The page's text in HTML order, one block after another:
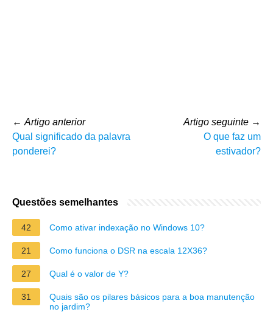
← Artigo anterior
Qual significado da palavra
ponderei?
Artigo seguinte →
O que faz um
estivador?
Questões semelhantes
42 Como ativar indexação no Windows 10?
21 Como funciona o DSR na escala 12X36?
27 Qual é o valor de Y?
31
Quais são os pilares básicos para a boa manutenção
no jardim?